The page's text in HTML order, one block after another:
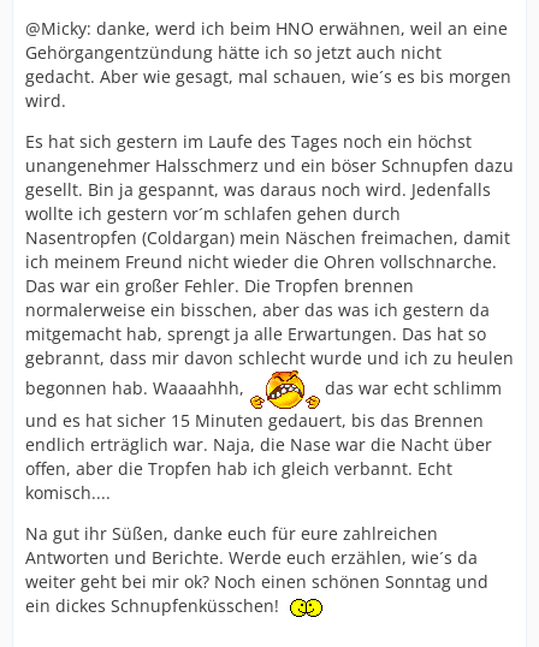
@Micky: danke, werd ich beim HNO erwähnen, weil an eine
Gehörgangentzündung hätte ich so jetzt auch nicht
gedacht. Aber wie gesagt, mal schauen, wie´s es bis morgen
wird.
Es hat sich gestern im Laufe des Tages noch ein höchst
unangenehmer Halsschmerz und ein böser Schnupfen dazu
gesellt. Bin ja gespannt, was daraus noch wird. Jedenfalls
wollte ich gestern vor´m schlafen gehen durch
Nasentropfen (Coldargan) mein Näschen freimachen, damit
ich meinem Freund nicht wieder die Ohren vollschnarche.
Das war ein großer Fehler. Die Tropfen brennen
normalerweise ein bisschen, aber das was ich gestern da
mitgemacht hab, sprengt ja alle Erwartungen. Das hat so
gebrannt, dass mir davon schlecht wurde und ich zu heulen
begonnen hab. Waaaahhh,
das war echt schlimm
und es hat sicher 15 Minuten gedauert, bis das Brennen
endlich erträglich war. Naja, die Nase war die Nacht über
offen, aber die Tropfen hab ich gleich verbannt. Echt
komisch....
Na gut ihr Süßen, danke euch für eure zahlreichen
Antworten und Berichte. Werde euch erzählen, wie´s da
weiter geht bei mir ok? Noch einen schönen Sonntag und
ein dickes Schnupfenküsschen!